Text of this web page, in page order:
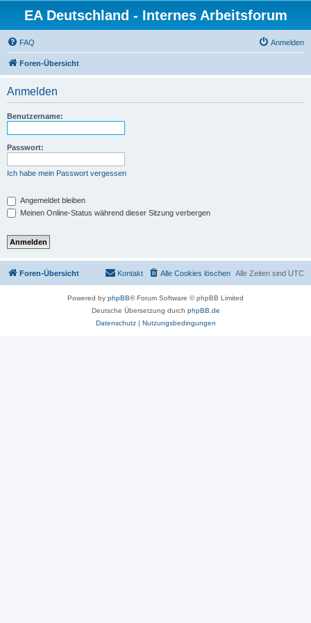
EA Deutschland - Internes Arbeitsforum
FAQ Anmelden
Foren-Übersicht
Anmelden
Benutzername:
Passwort:
Ich habe mein Passwort vergessen
Angemeldet bleiben
Meinen Online-Status während dieser Sitzung verbergen
Foren-Übersicht Alle Zeiten sind UTC
Alle Cookies löschen
Kontakt
Powered by phpBB® Forum Software © phpBB Limited
Deutsche Übersetzung durch phpBB.de
Datenschutz| Nutzungsbedingungen